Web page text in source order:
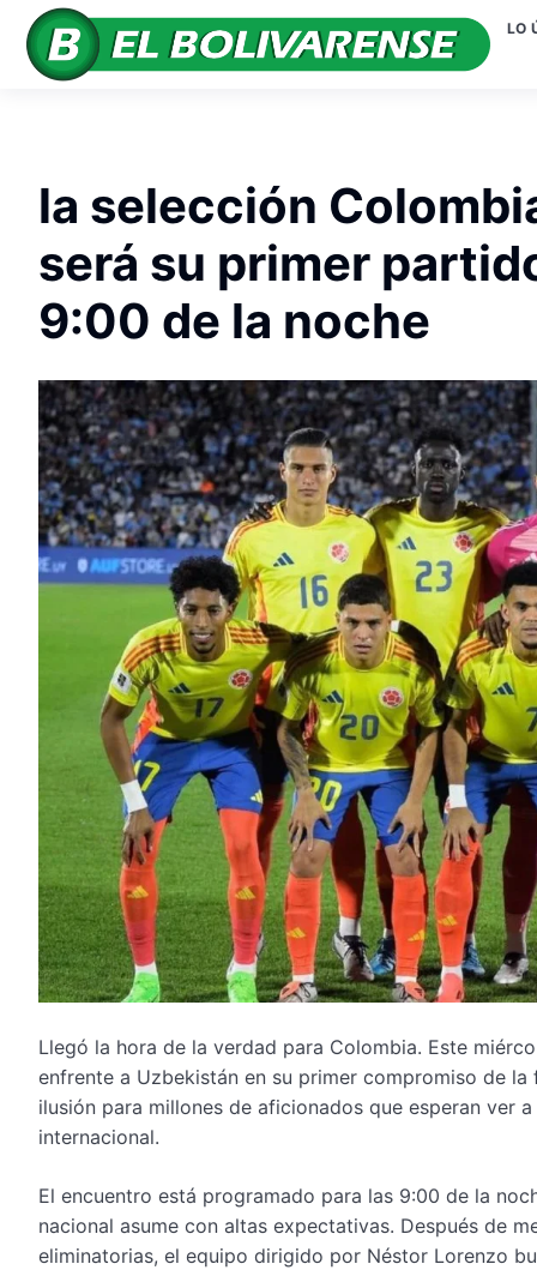
LO
la selección
será su primer
9:00 de la noche
Llegó la hora de la verdad para Colombia. Este
enfrente a Uzbekistán en su primer compromiso de
ilusión para millones de aficionados que esperan ver
internacional.
El encuentro está programado para las 9:00 de la
nacional asume con altas expectativas. Después de
eliminatorias, el equipo dirigido por Néstor Lorenzo